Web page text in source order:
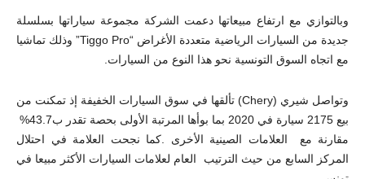
وبالتوازي مع ارتفاع مبيعاتها دعمت الشركة مجموعة سياراتها بسلسلة
جديدة من السيارات الرياضية متعددة الأغراض “Tiggo Pro” وذلك تماشيا
مع اتجاه السوق التونسية نحو هذا النوع من السيارات.
وتواصل شيري (Chery) تألقها في سوق السيارات الخفيفة إذ تمكنت من
بيع 2175 سيارة في 2020 بما بوأها المرتبة الأولى بحصة تقدر ب43.7%
مقارنة مع العلامات الصينية الأخرى
كما نجحت العلامة في احتلال
المركز السابع من حيث الترتيب العام لعلامات السيارات الأكثر مبيعا في